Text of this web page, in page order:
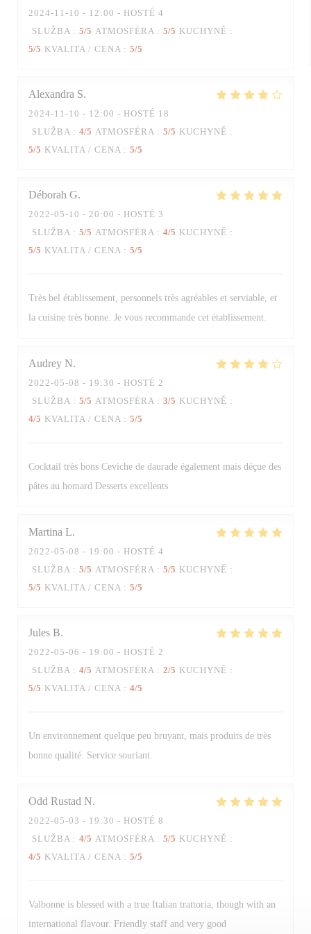
2024-11-10 - 12:00 - HOSTÉ 4
SLUŽBA : 5/5 ATMOSFÉRA : 5/5 KUCHYNĚ :
5/5 KVALITA / CENA : 5/5
Alexandra S
2024-11-10 - 12:00 - HOSTÉ 18
SLUŽBA : 4/5 ATMOSFÉRA : 5/5 KUCHYNĚ :
5/5 KVALITA / CENA : 5/5
Déborah G
2022-05-10 - 20:00 - HOSTÉ 3
SLUŽBA : 5/5 ATMOSFÉRA : 4/5 KUCHYNĚ :
5/5 KVALITA / CENA : 5/5
Très bel établissement, personnels très agréables et serviable, et
la cuisine très bonne. Je vous recommande cet établissement.
Audrey N
2022-05-08 - 19:30 - HOSTÉ 2
SLUŽBA : 5/5 ATMOSFÉRA : 3/5 KUCHYNĚ :
4/5 KVALITA / CENA : 5/5
Cocktail très bons Ceviche de daurade également mais déçue des
pâtes au homard Desserts excellents
Martina L
2022-05-08 - 19:00 - HOSTÉ 4
SLUŽBA : 5/5 ATMOSFÉRA : 5/5 KUCHYNĚ :
5/5 KVALITA / CENA : 5/5
Jules B
2022-05-06 - 19:00 - HOSTÉ 2
SLUŽBA : 4/5 ATMOSFÉRA : 2/5 KUCHYNĚ :
5/5 KVALITA / CENA : 4/5
Un environnement quelque peu bruyant, mais produits de très
bonne qualité. Service souriant.
Odd Rustad N
2022-05-03 - 19:30 - HOSTÉ 8
SLUŽBA : 4/5 ATMOSFÉRA : 5/5 KUCHYNĚ :
4/5 KVALITA / CENA : 5/5
Valbonne is blessed with a true Italian trattoria, though with an
international flavour. Friendly staff and very good
Trattoria Quattro